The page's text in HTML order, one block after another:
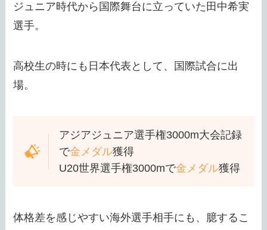
ジュニア時代から国際舞台に立っていた田中希実
選手。
高校生の時にも日本代表として、国際試合に出
場。
アジアジュニア選手権3000m大会記録
で金メダル獲得
U20世界選手権3000mで金メダル獲得
体格差を感じやすい海外選手相手にも、臆するこ